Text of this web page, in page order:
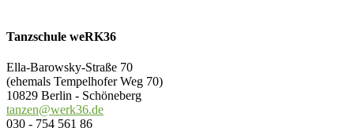
Tanzschule weRK36
Ella-Barowsky-Straße 70
(ehemals Tempelhofer Weg 70)
10829 Berlin - Schöneberg
tanzen@werk36.de
030 - 754 561 86